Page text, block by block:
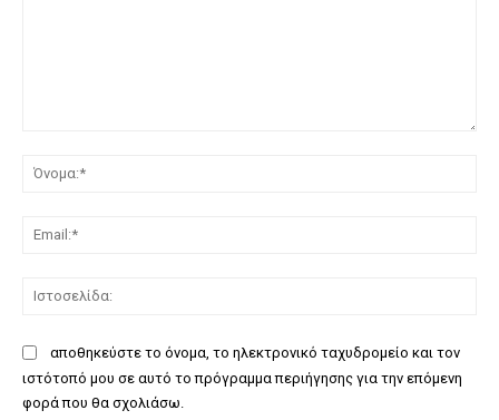
αποθηκεύστε το όνομα, το ηλεκτρονικό ταχυδρομείο και τον
ιστότοπό μου σε αυτό το πρόγραμμα περιήγησης για την επόμενη
φορά που θα σχολιάσω.